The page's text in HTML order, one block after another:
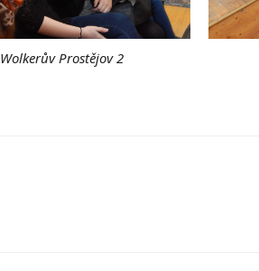
Wolkerův Prostějov 2